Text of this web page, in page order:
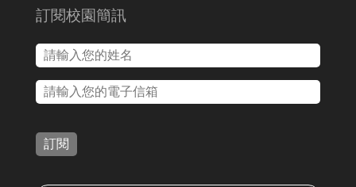
訂閱校園簡訊
訂閱